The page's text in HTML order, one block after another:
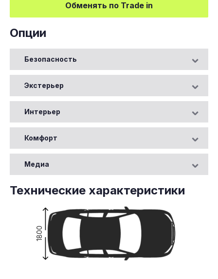
Обменять по Trade in
Опции
Безопасность
Экстерьер
Интерьер
Комфорт
Медиа
Технические характеристики
1800